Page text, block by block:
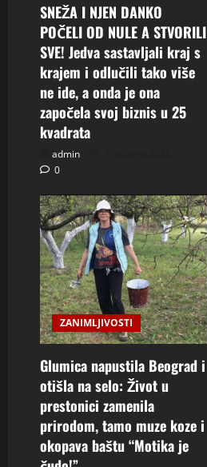
SNEŽA I NJEN DANKO
POČELI OD NULE A STVORILI
SVE! Jedva sastavljali kraj s
krajem i odlučili tako više
ne ide, a onda je ona
započela svoj biznis u 25
kvadrata
admin
0
ZANIMLJIVOSTI
Glumica napustila Beograd i
otišla na selo: Život u
prestonici zamenila
prirodom, tamo muze koze i
okopava baštu “Motika je